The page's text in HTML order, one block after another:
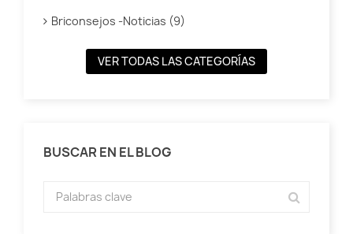
Briconsejos -Noticias (9)
VER TODAS LAS CATEGORÍAS
BUSCAR EN EL BLOG